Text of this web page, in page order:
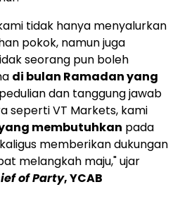
tidak hanya menyalurkan
pokok, namun juga
seorang pun boleh
di bulan Ramadan yang
dan tanggung jawab
seperti VT Markets, kami
membutuhkan pada
memberikan dukungan
melangkah maju," ujar
of Party, YCAB